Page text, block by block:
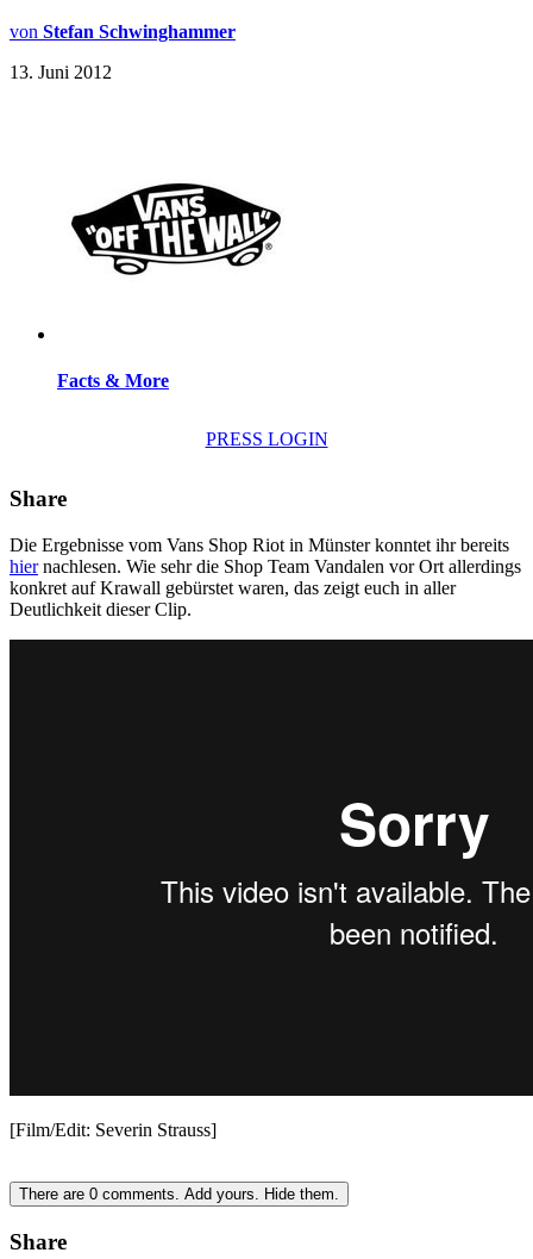
von Stefan Schwinghammer
13. Juni 2012
Facts & More
PRESS LOGIN
Share
Die Ergebnisse vom Vans Shop Riot in Münster konntet ihr bereits
hiernachlesen. Wie sehr die Shop Team Vandalen vor Ort allerdings
konkret auf Krawall gebürstet waren, das zeigt euch in aller
Deutlichkeit dieser Clip.
[Film/Edit: Severin Strauss]
There are 0 comments. Add yours. Hide them.
Share